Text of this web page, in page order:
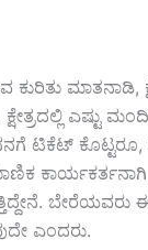
ಮಾತನಾಡಿ,
ಎಷ್ಟು
ಟಿಕೆಟ್
ಕಾರ್ಯಕರ್ತನಾಗಿ
ಬೇರೆಯವರು
ಎಂದರು.